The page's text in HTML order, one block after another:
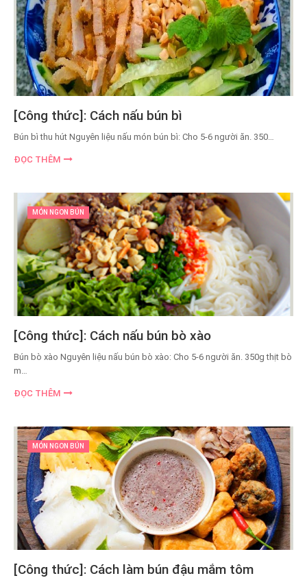
[Công thức]: Cách nấu bún bì
Bún bì thu hút Nguyên liệu nấu món bún bì: Cho 5-6 người ăn. 350…
ĐỌC THÊM
MÓN NGON BÚN
[Công thức]: Cách nấu bún bò xào
Bún bò xào Nguyên liệu nấu bún bò xào: Cho 5-6 người ăn. 350g thịt bò
m…
ĐỌC THÊM
MÓN NGON BÚN
[Công thức]: Cách làm bún đậu mắm tôm